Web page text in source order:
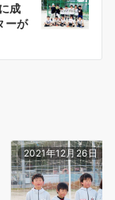
成
ーが
2021年12月26日